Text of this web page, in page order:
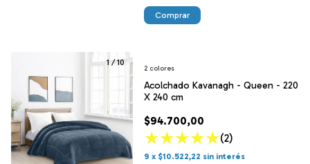
Comprar
1 /10
Acolchado Kavanagh - Queen - 220
X 240 cm
$94.700,00
(2)
9 x $10.522,22 sin interés
2 colores